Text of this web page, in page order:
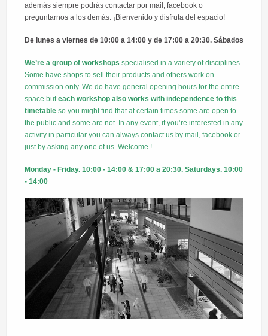
además siempre podrás contactar por mail, facebook o
preguntarnos a los demás. ¡Bienvenido y disfruta del espacio!
De lunes a viernes de 10:00 a 14:00 y de 17:00 a 20:30. Sábados
We’re a group of workshops specialised in a variety of disciplines.
Some have shops to sell their products and others work on
commission only. We do have general opening hours for the entire
space but each workshop also works with independence to this
timetable so you might find that at certain times some are open to
the public and some are not. In any event, if you’re interested in any
activity in particular you can always contact us by mail, facebook or
just by asking any one of us. Welcome !
Monday - Friday. 10:00 - 14:00 & 17:00 a 20:30. Saturdays. 10:00
- 14:00